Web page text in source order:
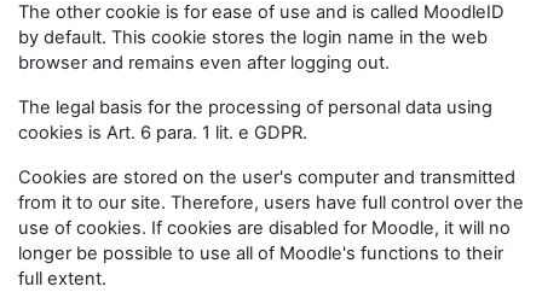
The other cookie is for ease of use and is called MoodleID
by default. This cookie stores the login name in the web
browser and remains even after logging out.
The legal basis for the processing of personal data using
cookies is Art. 6 para. 1 lit. e GDPR.
Cookies are stored on the user's computer and transmitted
from it to our site. Therefore, users have full control over the
use of cookies. If cookies are disabled for Moodle, it will no
longer be possible to use all of Moodle's functions to their
full extent.